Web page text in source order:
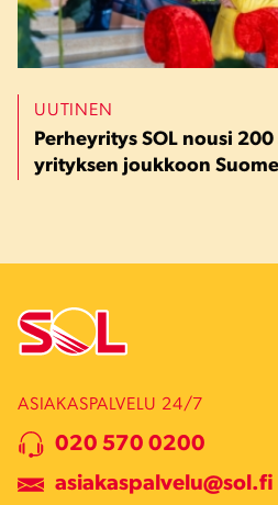
UUTINEN
Perheyritys SOL nousi
yrityksen joukkoon
ASIAKASPALVELU 24/7
020 570 0200
asiakaspalvelu@sol.fi